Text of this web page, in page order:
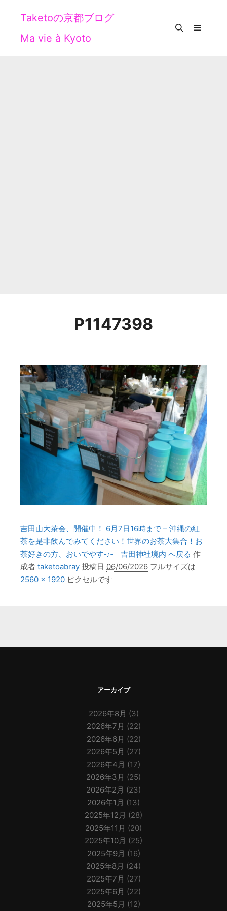
Taketoの京都ブログ
Ma vie à Kyoto
P1147398
吉田山大茶会、開催中！ 6月7日16時まで – 沖縄の紅
茶を是非飲んでみてください！世界のお茶大集合！お
茶好きの方、おいでやす‐♪‐ 吉田神社境内 へ戻る 作
成者 taketoabray 投稿日 06/06/2026 フルサイズは
2560 × 1920 ピクセルです
アーカイブ
2026年8月 (3)
2026年7月 (22)
2026年6月 (22)
2026年5月 (27)
2026年4月 (17)
2026年3月 (25)
2026年2月 (23)
2026年1月 (13)
2025年12月 (28)
2025年11月 (20)
2025年10月 (25)
2025年9月 (16)
2025年8月 (24)
2025年7月 (27)
2025年6月 (22)
2025年5月 (12)